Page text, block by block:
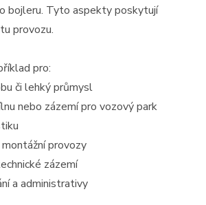
bojleru. Tyto aspekty poskytují
provozu.
pro:
či lehký průmysl
nebo zázemí pro vozový park
provozy
zázemí
a administrativy